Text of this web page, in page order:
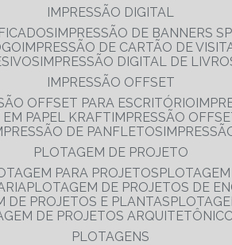
IMPRESSÃO DIGITAL
IMPRESSÃO DE BANNERS SP
IMPRESSÃO DE CARTÃO DE
IMPRESSÃO DIGITAL DE
IMPRESSÃO OFFSET
OFFSET PARA ESCRITÓRIO
EM PAPEL KRAFT IMPRESSÃO
DE PANFLETOS
PLOTAGEM DE PROJETO
PARA PROJETOS
PLOTAGEM DE PROJETOS DE
DE PROJETOS E PLANTAS
DE PROJETOS
PLOTAGENS